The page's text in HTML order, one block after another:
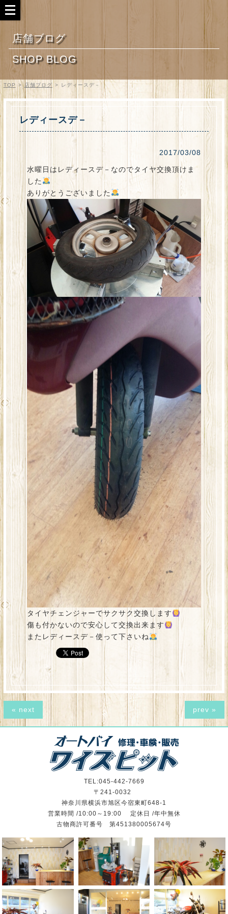
店舗ブログ
SHOP BLOG
TOP > 店舗ブログ > レディースデ－
レディースデ－
2017/03/08
水曜日はレディースデ－なのでタイヤ交換頂けま
した
ありがとうございました
タイヤチェンジャーでサクサク交換します
傷も付かないので安心して交換出来ます
またレディースデ－使って下さいね
« next prev »
TEL:045-442-7669
〒241-0032
神奈川県横浜市旭区今宿東町648-1
営業時間 /10:00～19:00 定休日 /年中無休
古物商許可番号 第451380005674号